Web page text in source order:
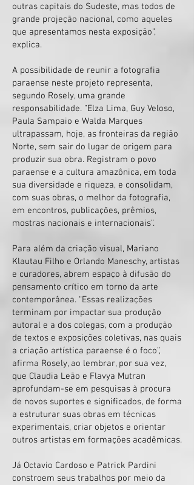
outras capitais do Sudeste, mas todos de
grande projeção nacional, como aqueles
que apresentamos nesta exposição”,
explica.
A possibilidade de reunir a fotografia
paraense neste projeto representa,
segundo Rosely, uma grande
responsabilidade. “Elza Lima, Guy Veloso,
Paula Sampaio e Walda Marques
ultrapassam, hoje, as fronteiras da região
Norte, sem sair do lugar de origem para
produzir sua obra. Registram o povo
paraense e a cultura amazônica, em toda
sua diversidade e riqueza, e consolidam,
com suas obras, o melhor da fotografia,
em encontros, publicações, prêmios,
mostras nacionais e internacionais”.
Para além da criação visual, Mariano
Klautau Filho e Orlando Maneschy, artistas
e curadores, abrem espaço à difusão do
pensamento crítico em torno da arte
contemporânea. “Essas realizações
terminam por impactar sua produção
autoral e a dos colegas, com a produção
de textos e exposições coletivas, nas quais
a criação artística paraense é o foco”,
afirma Rosely, ao lembrar, por sua vez,
que Claudia Leão e Flavya Mutran
aprofundam-se em pesquisas à procura
de novos suportes e significados, de forma
a estruturar suas obras em técnicas
experimentais, criar objetos e orientar
outros artistas em formações acadêmicas.
Já Octavio Cardoso e Patrick Pardini
constroem seus trabalhos por meio da